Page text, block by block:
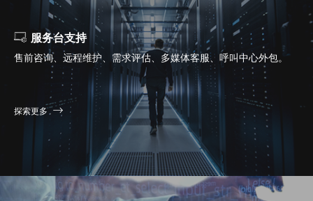
服务台支持
售前咨询、远程维护、需求评估、多媒体客服、呼叫中心外包。
探索更多